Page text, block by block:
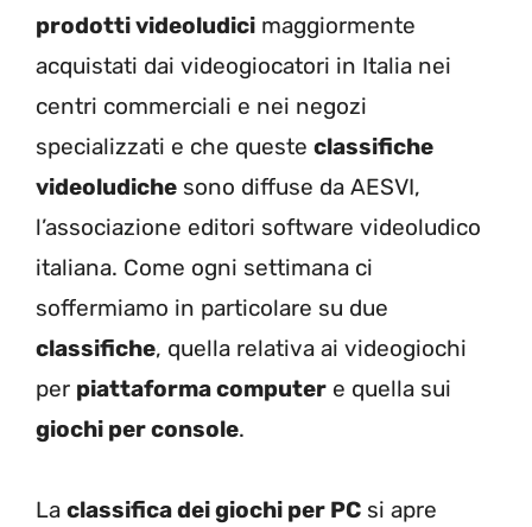
prodotti videoludici maggiormente
acquistati dai videogiocatori in Italia nei
centri commerciali e nei negozi
specializzati e che queste classifiche
videoludiche sono diffuse da AESVI,
l’associazione editori software videoludico
italiana. Come ogni settimana ci
soffermiamo in particolare su due
classifiche, quella relativa ai videogiochi
per piattaforma computer e quella sui
giochi per console.
La classifica dei giochi per PC si apre